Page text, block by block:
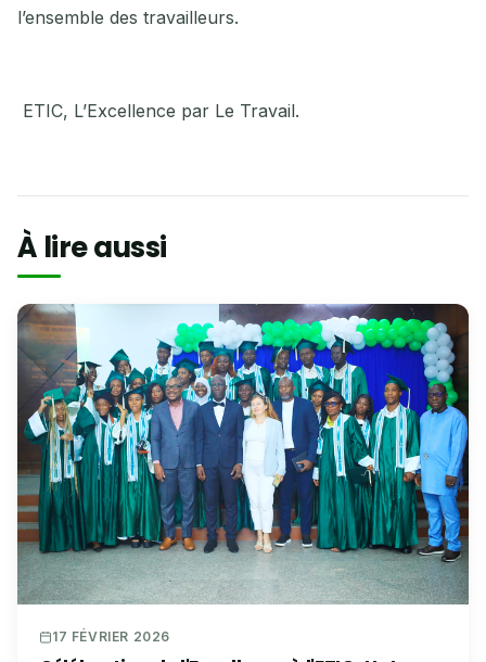
l’ensemble des travailleurs.
ETIC, L’Excellence par Le Travail.
À lire aussi
17 FÉVRIER 2026